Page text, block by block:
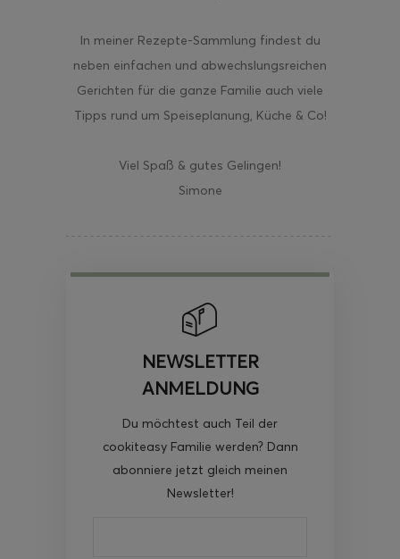
In meiner Rezepte-Sammlung findest du
neben einfachen und abwechslungsreichen
Gerichten für die ganze Familie auch viele
Tipps rund um Speiseplanung, Küche & Co!
Viel Spaß & gutes Gelingen!
Simone
NEWSLETTER
ANMELDUNG
Du möchtest auch Teil der
cookiteasy Familie werden? Dann
abonniere jetzt gleich meinen
Newsletter!